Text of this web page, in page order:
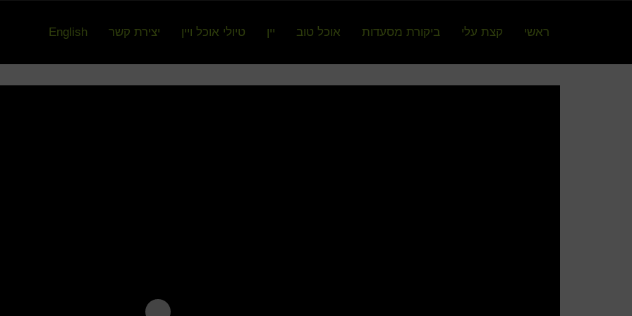
ראשי קצת עלי ביקורת מסעדות אוכל טוב יין טיולי אוכל ויין יצירת קשר English